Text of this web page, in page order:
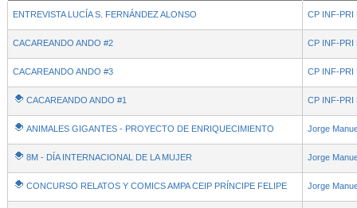
ENTREVISTA LUCÍA S. FERNÁNDEZ ALONSO CP INF-PRI
CACAREANDO ANDO #2 CP INF-PRI
CACAREANDO ANDO #3 CP INF-PRI
CACAREANDO ANDO #1 CP INF-PRI
ANIMALES GIGANTES - PROYECTO DE ENRIQUECIMIENTO Jorge
8M - DÍA INTERNACIONAL DE LA MUJER Jorge
CONCURSO RELATOS Y COMICS AMPA CEIP PRÍNCIPE FELIPE Jorge